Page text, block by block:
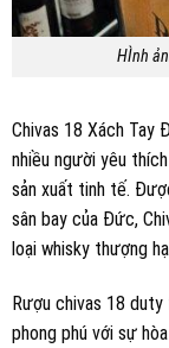
HÌnh
Chivas 18 Xách Tay
nhiều người yêu
sản xuất tinh tế.
sân bay của Đức,
loại whisky thượng
Rượu chivas 18
phong phú với sự